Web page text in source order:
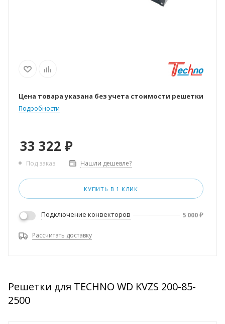
Цена товара указана без учета стоимости решетки
Подробности
33 322 ₽
Под заказ Нашли дешевле?
КУПИТЬ В 1 КЛИК
Подключение конвекторов 5 000₽
Рассчитать доставку
Решетки для TECHNO WD KVZS 200-85-
2500